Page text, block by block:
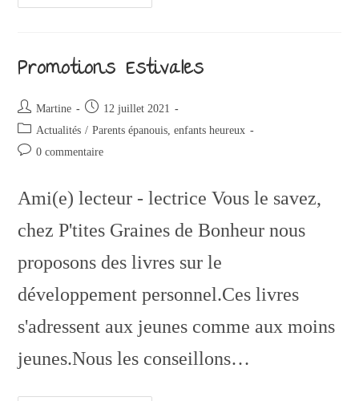
Promotions Estivales
Martine
12 juillet 2021
Actualités / Parents épanouis, enfants heureux
0 commentaire
Ami(e) lecteur - lectrice Vous le savez,
chez P'tites Graines de Bonheur nous
proposons des livres sur le
développement personnel.Ces livres
s'adressent aux jeunes comme aux moins
jeunes.Nous les conseillons…